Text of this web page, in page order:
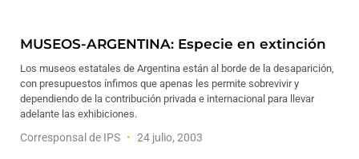
MUSEOS-ARGENTINA: Especie en extinción
Los museos estatales de Argentina están al borde de la desaparición,
con presupuestos ínfimos que apenas les permite sobrevivir y
dependiendo de la contribución privada e internacional para llevar
adelante las exhibiciones.
Corresponsal de IPS 24 julio, 2003